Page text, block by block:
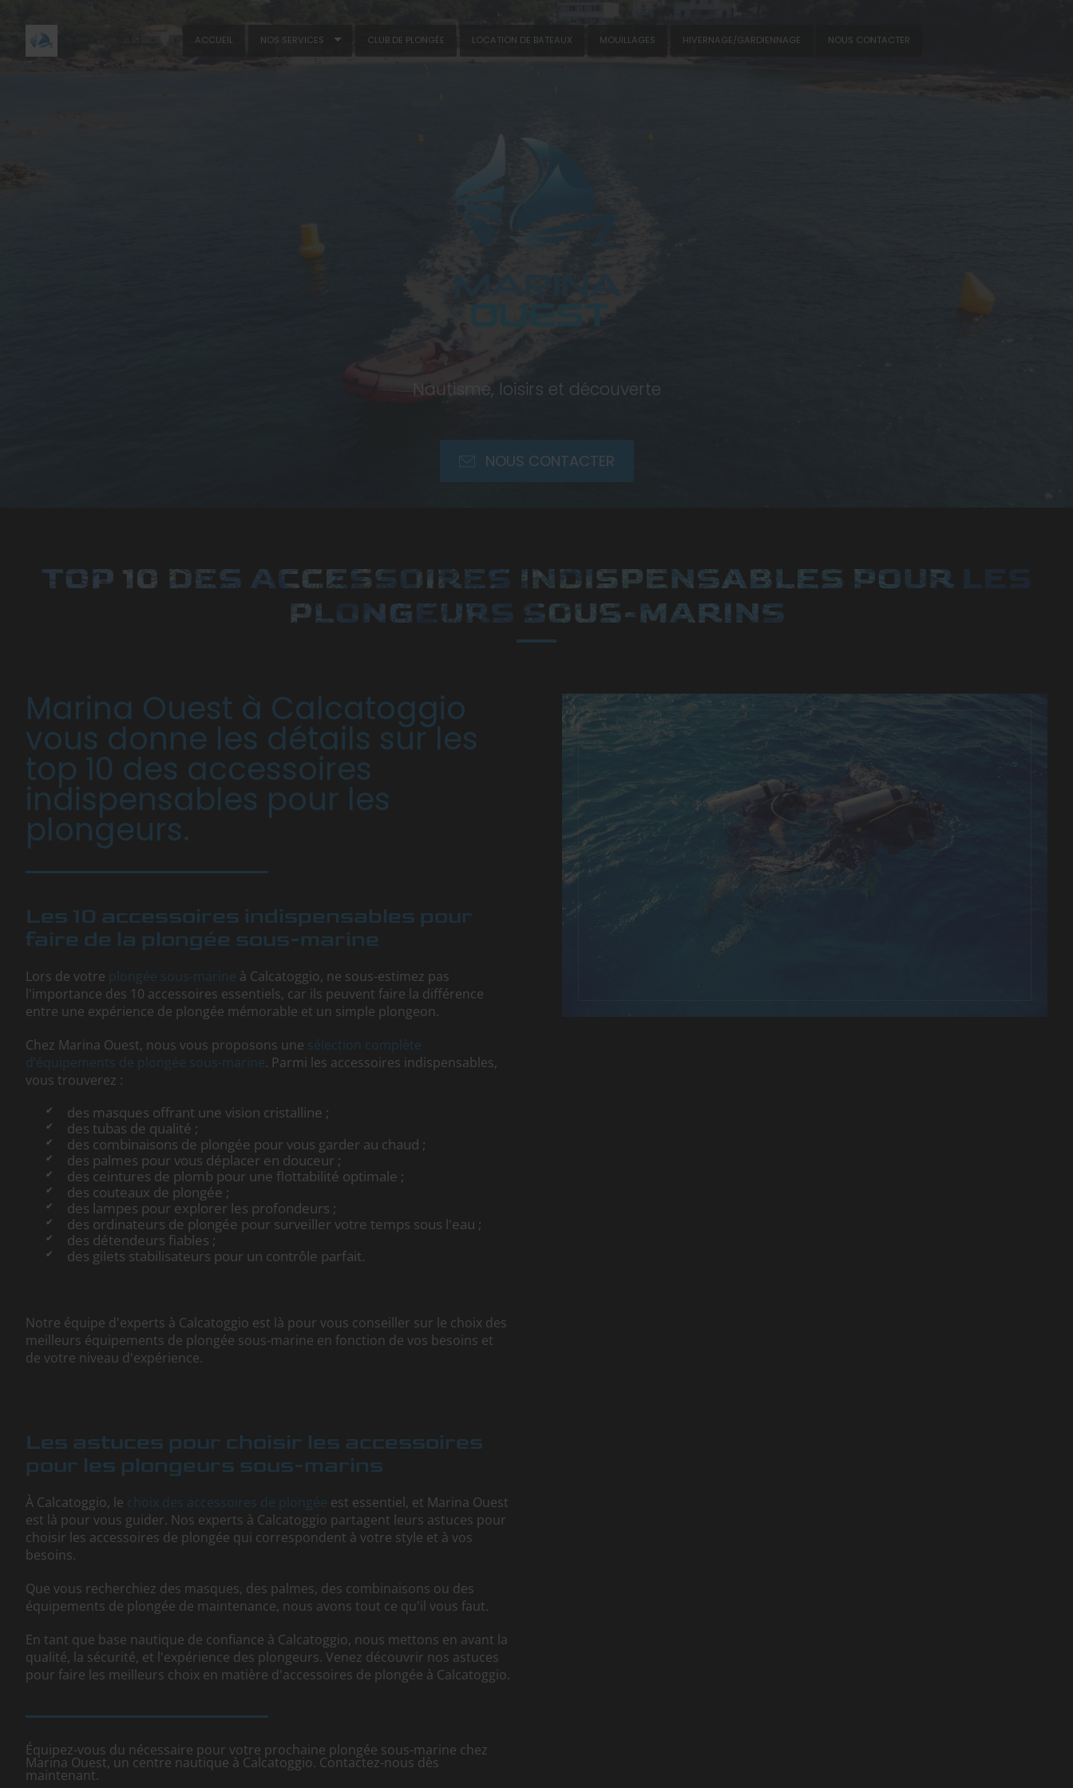
Nautisme, loisirs et découverte
NOUS CONTACTER
ACCUEIL NOS SERVICES CLUB DE PLONGÉE LOCATION DE BATEAUX MOUILLAGES HIVERNAGE/GARDIENNAGE NOUS CONTACTER
TOP 10 DES ACCESSOIRES INDISPENSABLES POUR LES
PLONGEURS SOUS-MARINS
Marina Ouest à Calcatoggio
vous donne les détails sur les
top 10 des accessoires
indispensables pour les
plongeurs.
Les 10 accessoires indispensables pour
faire de la plongée sous-marine
Lors de votre plongée sous-marine à Calcatoggio, ne sous-estimez pas
l'importance des 10 accessoires essentiels, car ils peuvent faire la différence
entre une expérience de plongée mémorable et un simple plongeon.
Chez Marina Ouest, nous vous proposons une sélection complète
d’équipements de plongée sous-marine. Parmi les accessoires indispensables,
vous trouverez :
des masques offrant une vision cristalline ;
des tubas de qualité ;
des combinaisons de plongée pour vous garder au chaud ;
des palmes pour vous déplacer en douceur ;
des ceintures de plomb pour une flottabilité optimale ;
des couteaux de plongée ;
des lampes pour explorer les profondeurs ;
des ordinateurs de plongée pour surveiller votre temps sous l'eau ;
des détendeurs fiables ;
des gilets stabilisateurs pour un contrôle parfait.
Notre équipe d'experts à Calcatoggio est là pour vous conseiller sur le choix des
meilleurs équipements de plongée sous-marine en fonction de vos besoins et
de votre niveau d'expérience.
Les astuces pour choisir les accessoires
pour les plongeurs sous-marins
À Calcatoggio, le choix des accessoires de plongée est essentiel, et Marina Ouest
est là pour vous guider. Nos experts à Calcatoggio partagent leurs astuces pour
choisir les accessoires de plongée qui correspondent à votre style et à vos
besoins.
Que vous recherchiez des masques, des palmes, des combinaisons ou des
équipements de plongée de maintenance, nous avons tout ce qu'il vous faut.
En tant que base nautique de confiance à Calcatoggio, nous mettons en avant la
qualité, la sécurité, et l'expérience des plongeurs. Venez découvrir nos astuces
pour faire les meilleurs choix en matière d'accessoires de plongée à Calcatoggio.
Équipez-vous du nécessaire pour votre prochaine plongée sous-marine chez
Marina Ouest, un centre nautique à Calcatoggio. Contactez-nous dès
maintenant.